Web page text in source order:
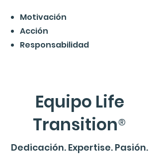
Motivación
Acción
Responsabilidad
Equipo Life
Transition®
Dedicación. Expertise. Pasión.